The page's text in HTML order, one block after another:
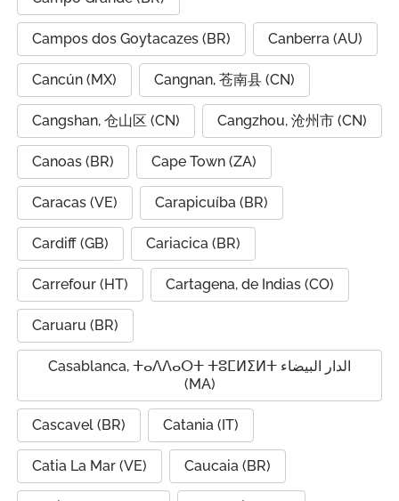
Campos dos Goytacazes (BR) Canberra (AU)
Cancún (MX) Cangnan, 苍南县 (CN)
Cangshan, 仓山区 (CN) Cangzhou, 沧州市 (CN)
Canoas (BR) Cape Town (ZA)
Caracas (VE) Carapicuíba (BR)
Cardiff (GB) Cariacica (BR)
Carrefour (HT) Cartagena, de Indias (CO)
Caruaru (BR)
Casablanca, ⵜⴰⴷⴷⴰⵔⵜ ⵜⵓⵎⵍⵉⵍⵜ الدار البيضاء
(MA)
Cascavel (BR) Catania (IT)
Catia La Mar (VE) Caucaia (BR)